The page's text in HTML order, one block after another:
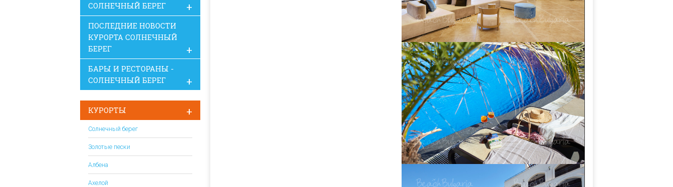
СОЛНЕЧНЫЙ БЕРЕГ
ПОСЛЕДНИЕ НОВОСТИ
КУРОРТА СОЛНЕЧНЫЙ
БЕРЕГ
БАРЫ И РЕСТОРАНЫ -
СОЛНЕЧНЫЙ БЕРЕГ
КУРОРТЫ
Солнечный берег
Золотые пески
Албена
Ахелой